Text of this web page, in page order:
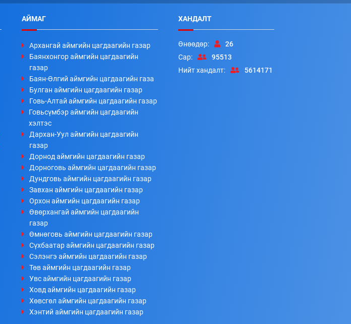
Ахлагч Э.Бумбаяр Монгол Улсын Мэргэн цолны
болзол хангалаа
АЙМАГ
Архангай аймгийн цагдаагийн газар
Баянхонгор аймгийн цагдаагийн
газар
Баян-Өлгий аймгийн цагдаагийн газа
Булган аймгийн цагдаагийн газар
Говь-Алтай аймгийн цагдаагийн газар
Говьсүмбэр аймгийн цагдаагийн
хэлтэс
Дархан-Уул аймгийн цагдаагийн
газар
Дорнод аймгийн цагдаагийн газар
Дорноговь аймгийн цагдаагийн газар
Дундговь аймгийн цагдаагийн газар
Завхан аймгийн цагдаагийн газар
Орхон аймгийн цагдаагийн газар
Өвөрхангай аймгийн цагдаагийн
газар
Өмнөговь аймгийн цагдаагийн газар
Сүхбаатар аймгийн цагдаагийн газар
Сэлэнгэ аймгийн цагдаагийн газар
Төв аймгийн цагдаагийн газар
Увс аймгийн цагдаагийн газар
Ховд аймгийн цагдаагийн газар
Хөвсгөл аймгийн цагдаагийн газар
Хэнтий аймгийн цагдаагийн газар
ХАНДАЛТ
Өнөөдөр:
26
Сар:
95513
Нийт хандалт:
5614171